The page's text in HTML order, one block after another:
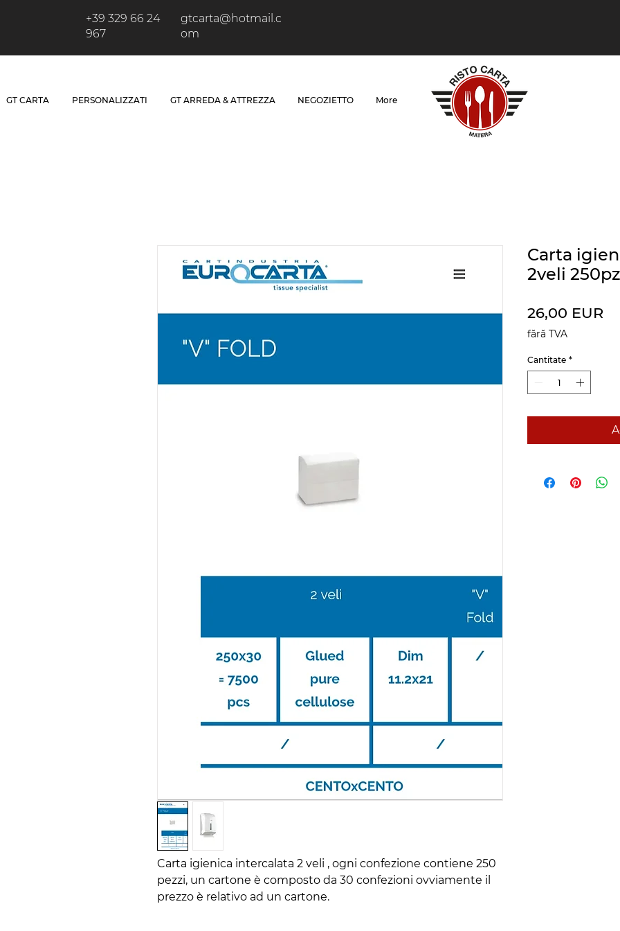
+39 329 66 24
967
gtcarta@hotmail.c
om
GT CARTA PERSONALIZZATI GT ARREDA & ATTREZZA NEGOZIETTO More
Carta igienica intercalata 2 veli , ogni confezione contiene 250
pezzi, un cartone è composto da 30 confezioni ovviamente il
prezzo è relativo ad un cartone.
Carta
2veli
26,00 EUR
fără TVA
Cantitate *